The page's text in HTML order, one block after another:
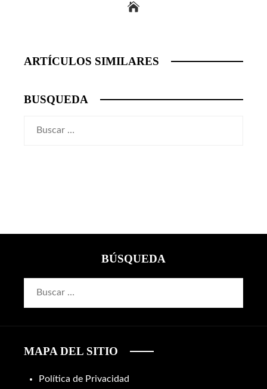
ARTÍCULOS SIMILARES
BUSQUEDA
BÚSQUEDA
MAPA DEL SITIO
Política de Privacidad